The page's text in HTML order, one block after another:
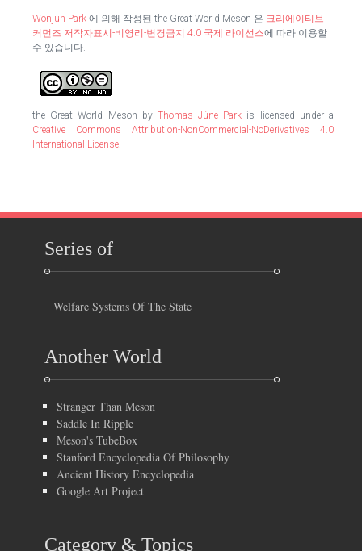
Wonjun Park 에 의해 작성된 the Great World Meson 은 크리에이티브
커먼즈 저작자표시-비영리-변경금지 4.0 국제 라이선스에 따라 이용할
수 있습니다.
the Great World Meson by Thomas Júne Park is licensed under a
Creative Commons Attribution-NonCommercial-NoDerivatives 4.0
International License.
Series of
Welfare Systems Of The State
Another World
Stranger Than Meson
Saddle In Ripple
Meson's TubeBox
Stanford Encyclopedia Of Philosophy
Ancient History Encyclopedia
Google Art Project
Category & Topics